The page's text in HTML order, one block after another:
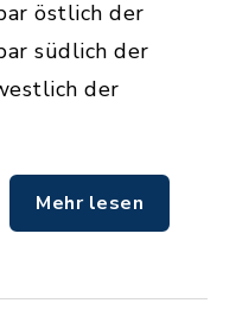
östlich der
südlich der
der
Mehr lesen